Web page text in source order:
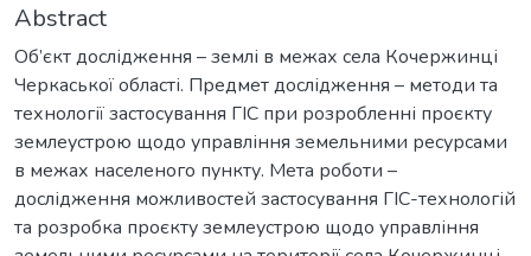
Abstract
Об’єкт дослідження – землі в межах села Кочержинці
Черкаської області. Предмет дослідження – методи та
технології застосування ГІС при розробленні проєкту
землеустрою щодо управління земельними ресурсами
в межах населеного пункту. Мета роботи –
дослідження можливостей застосування ГІС-технологій
та розробка проєкту землеустрою щодо управління